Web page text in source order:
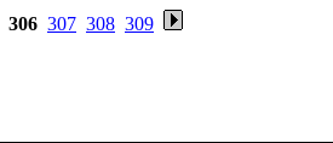
306 307 308 309